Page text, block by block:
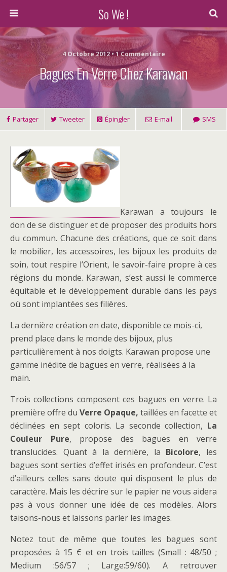
So We !
4 Octobre 2012 • 1 Commentaire
Bagues En Verre Chez Karawan
Partager Tweeter Épingler E-mail SMS
Karawan a toujours le
don de se distinguer et de proposer des produits hors
du commun. Chacune des créations, que ce soit dans
le mobilier, les accessoires, les bijoux les produits de
soin, tout respire l’Orient, le savoir-faire propre à ces
régions du monde. Karawan, s’est aussi le commerce
équitable et le développement durable dans les pays
où sont implantées ses filières.
La dernière création en date, disponible ce mois-ci,
prend place dans le monde des bijoux, plus
particulièrement à nos doigts. Karawan propose une
gamme inédite de bagues en verre, réalisées à la
main.
Trois collections composent ces bagues en verre. La
première offre du Verre Opaque, taillées en facette et
déclinées en sept coloris. La seconde collection, La
Couleur Pure, propose des bagues en verre
translucides. Quant à la dernière, la Bicolore, les
bagues sont serties d’effet irisés en profondeur. C’est
d’ailleurs celles sans doute qui disposent le plus de
caractère. Mais les décrire sur le papier ne vous aidera
pas à vous donner une idée de ces modèles. Alors
taisons-nous et laissons parler les images.
Notez tout de même que toutes les bagues sont
proposées à 15 € et en trois tailles (Small : 48/50 ;
Medium :56/57 ; Large:59/60). A retrouver